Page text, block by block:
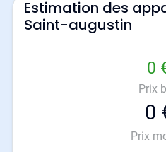
Estimation des
Saint-augustin
0
Prix
0
Prix